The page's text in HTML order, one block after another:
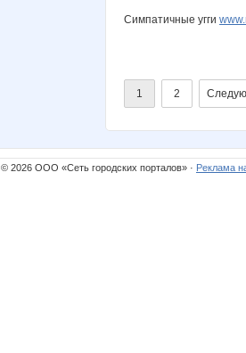
Симпатичные угги
1 2
© 2026 ООО «Сеть городских порталов» · Реклама